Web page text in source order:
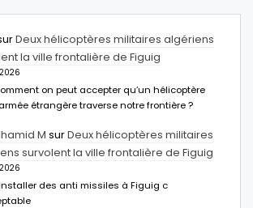
Deux hélicoptères militaires algériens
la ville frontalière de Figuig
on peut accepter qu’un hélicoptère
étrangère traverse notre frontière ?
M surDeux hélicoptères militaires
survolent la ville frontalière de Figuig
des anti missiles à Figuig c